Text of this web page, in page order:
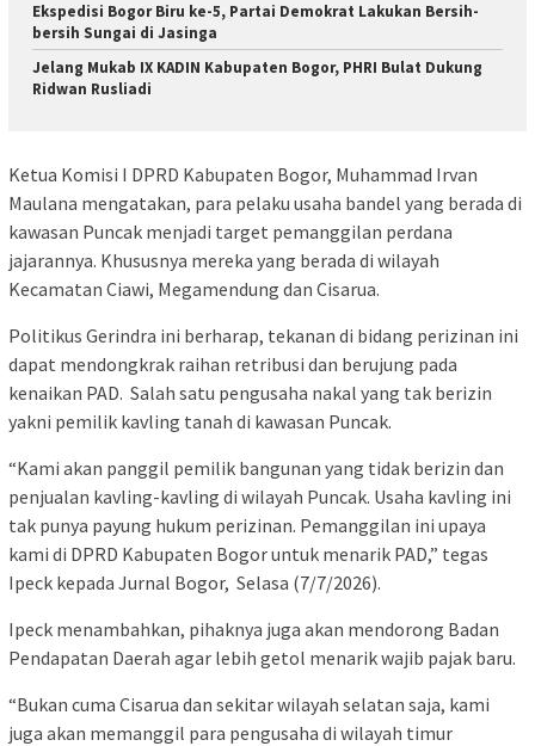
Ekspedisi Bogor Biru ke-5, Partai Demokrat Lakukan Bersih-
bersih Sungai di Jasinga
Jelang Mukab IX KADIN Kabupaten Bogor, PHRI Bulat Dukung
Ridwan Rusliadi
Ketua Komisi I DPRD Kabupaten Bogor, Muhammad Irvan
Maulana mengatakan, para pelaku usaha bandel yang berada di
kawasan Puncak menjadi target pemanggilan perdana
jajarannya. Khususnya mereka yang berada di wilayah
Kecamatan Ciawi, Megamendung dan Cisarua.
Politikus Gerindra ini berharap, tekanan di bidang perizinan ini
dapat mendongkrak raihan retribusi dan berujung pada
kenaikan PAD. Salah satu pengusaha nakal yang tak berizin
yakni pemilik kavling tanah di kawasan Puncak.
“Kami akan panggil pemilik bangunan yang tidak berizin dan
penjualan kavling-kavling di wilayah Puncak. Usaha kavling ini
tak punya payung hukum perizinan. Pemanggilan ini upaya
kami di DPRD Kabupaten Bogor untuk menarik PAD,” tegas
Ipeck kepada Jurnal Bogor, Selasa (7/7/2026).
Ipeck menambahkan, pihaknya juga akan mendorong Badan
Pendapatan Daerah agar lebih getol menarik wajib pajak baru.
“Bukan cuma Cisarua dan sekitar wilayah selatan saja, kami
juga akan memanggil para pengusaha di wilayah timur